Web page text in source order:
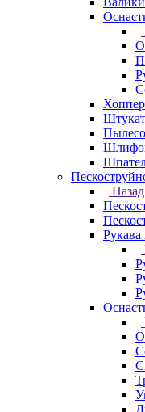
Назад
Рукава